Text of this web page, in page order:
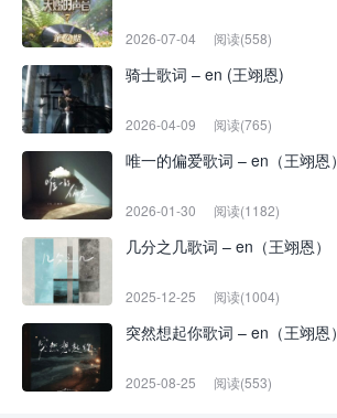
2026-07-04 阅读(558)
骑士歌词 – en (王翊恩)
2026-04-09 阅读(765)
唯一的偏爱歌词 – en（王翊恩）
2026-01-30 阅读(1182)
几分之几歌词 – en（王翊恩）
2025-12-25 阅读(1004)
突然想起你歌词 – en（王翊恩）
2025-08-25 阅读(553)